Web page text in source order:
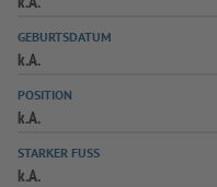
GEBURTSDATUM
k.A.
POSITION
k.A.
STARKER FUSS
k.A.